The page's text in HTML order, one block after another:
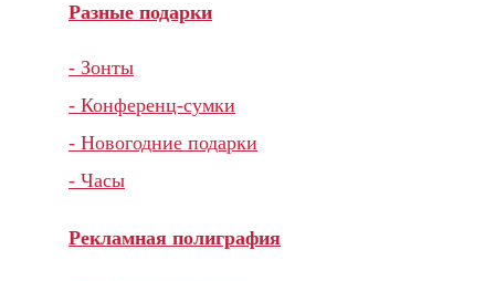
Разные подарки
- Зонты
- Конференц-сумки
- Новогодние подарки
- Часы
Рекламная полиграфия